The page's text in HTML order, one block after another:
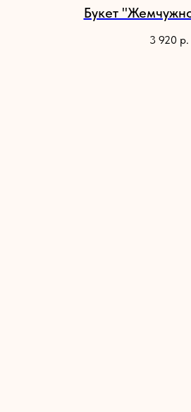
Букет
3 920 р.